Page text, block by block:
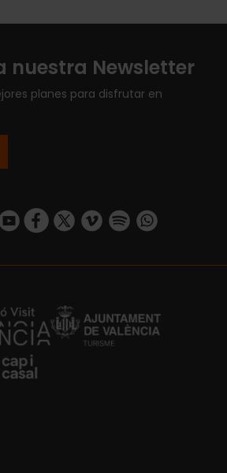
nuestra Newsletter
planes para disfrutar en
turismo-valencia/mycompany/
www.instagram.com/visit_valencia/
www.youtube.com/user/
https://www.facebook.com/
https://twitter.com/
https://vimeo.com/
https://https://api.whatsapp.com/